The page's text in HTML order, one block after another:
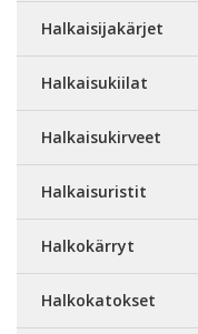
Halkaisijakärjet
Halkaisukiilat
Halkaisukirveet
Halkaisuristit
Halkokärryt
Halkokatokset